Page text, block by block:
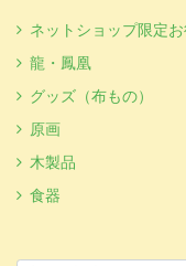
ネットショップ限定お
龍・鳳凰
グッズ（布もの）
原画
木製品
食器